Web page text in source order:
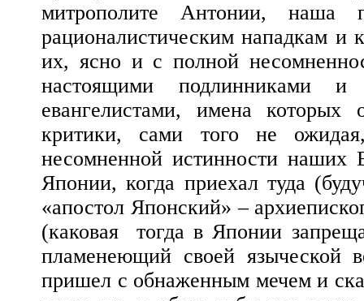
митрополите Антонии, наша
рационалистическим нападкам и
их, ясно и с полной
настоящими подлинниками
евангелистами, имена
критики, сами того не
несомненной истинности наших
Японии, когда приехал туда
«апостол Японский» –
(каковая тогда в Японии
пламенеющий своей языческой
пришел с обнаженным мечем и